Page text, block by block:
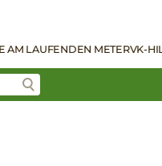
AM LAUFENDEN METERVK-